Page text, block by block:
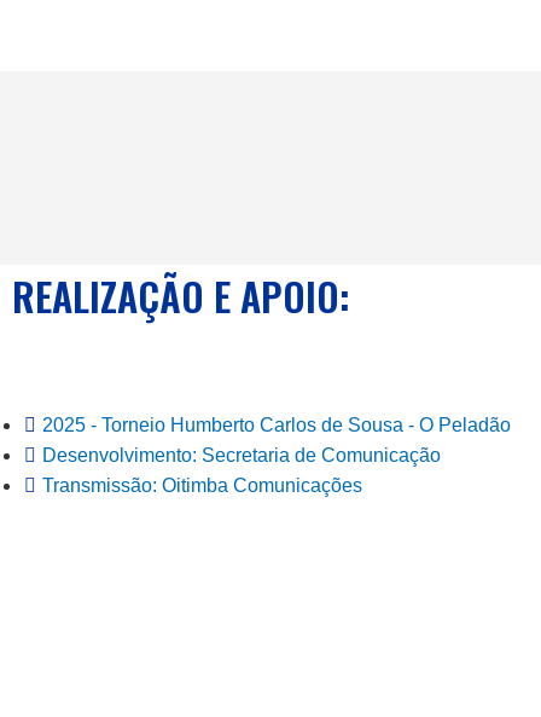
REALIZAÇÃO E APOIO:
2025 - Torneio Humberto Carlos de Sousa - O Peladão
Desenvolvimento: Secretaria de Comunicação
Transmissão: Oitimba Comunicações